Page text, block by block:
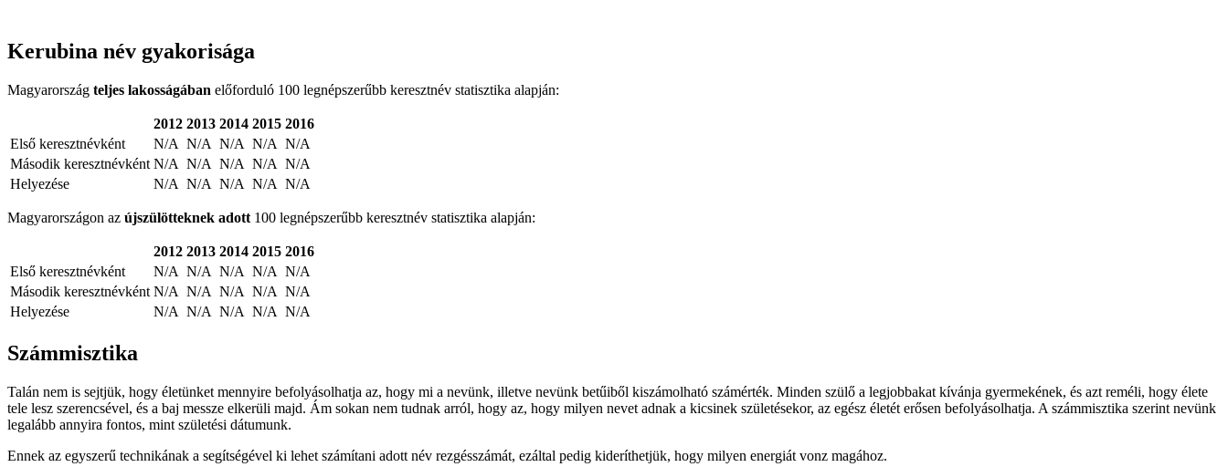
Kerubina név gyakorisága
Magyarország teljes lakosságában előforduló 100 legnépszerűbb keresztnév statisztika alapján:
2012 2013 2014 2015 2016
Első keresztnévként
N/A N/A N/A N/A N/A
Második keresztnévként N/A N/A N/A N/A N/A
Helyezése
N/A N/A N/A N/A N/A
Magyarországon az újszülötteknek adott 100 legnépszerűbb keresztnév statisztika alapján:
2012 2013 2014 2015 2016
Első keresztnévként
N/A N/A N/A N/A N/A
Második keresztnévként N/A N/A N/A N/A N/A
Helyezése
N/A N/A N/A N/A N/A
Számmisztika
Talán nem is sejtjük, hogy életünket mennyire befolyásolhatja az, hogy mi a nevünk, illetve nevünk betűiből kiszámolható számérték. Minden szülő a legjobbakat kívánja gyermekének, és azt reméli, hogy élete
tele lesz szerencsével, és a baj messze elkerüli majd. Ám sokan nem tudnak arról, hogy az, hogy milyen nevet adnak a kicsinek születésekor, az egész életét erősen befolyásolhatja. A számmisztika szerint nevünk
legalább annyira fontos, mint születési dátumunk.
Ennek az egyszerű technikának a segítségével ki lehet számítani adott név rezgésszámát, ezáltal pedig kideríthetjük, hogy milyen energiát vonz magához.